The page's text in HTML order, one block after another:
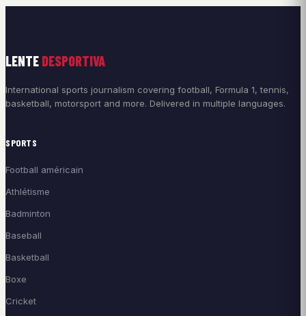
LENTE DESPORTIVA
International sports journalism covering football, Formula 1, tennis,
basketball, motorsport and more. Delivered in multiple languages.
SPORTS
Football américain
Athlétisme
Badminton
Baseball
Basketball
Boxe
Cricket